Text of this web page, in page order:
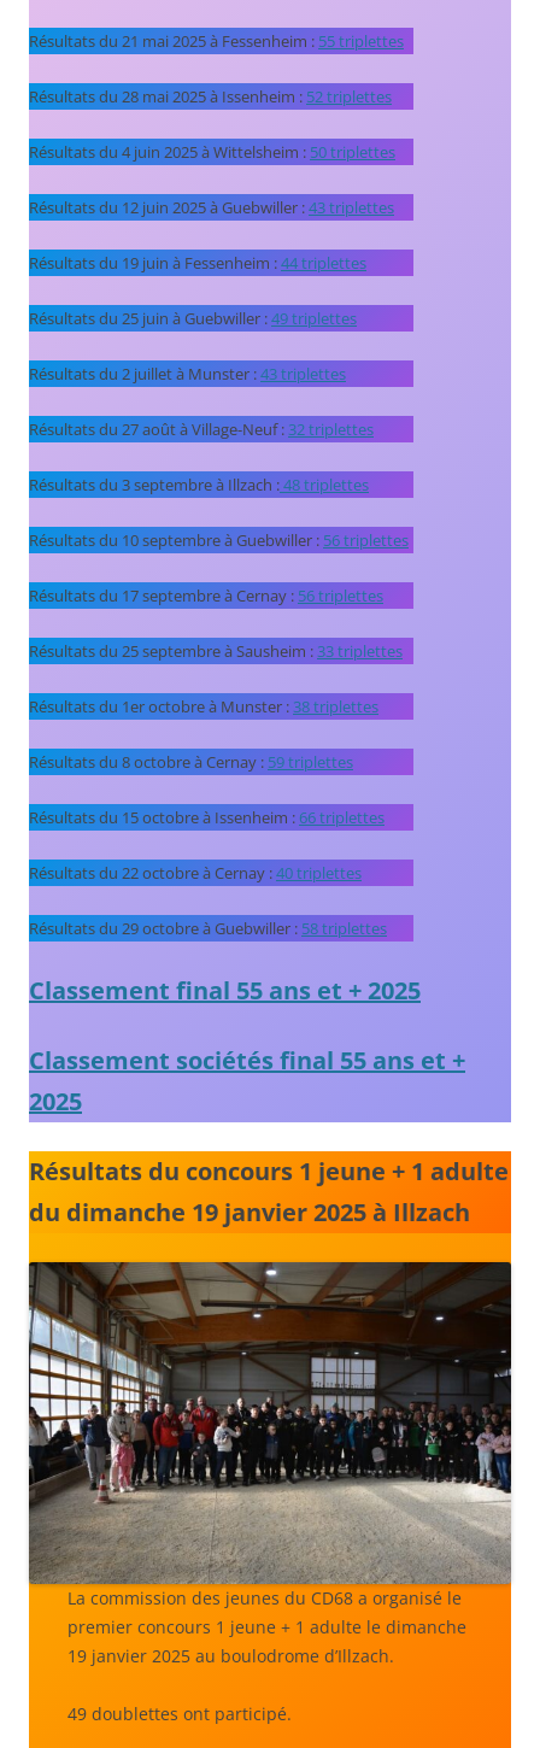
Résultats du 21 mai 2025 à Fessenheim : 55 triplettes
Résultats du 28 mai 2025 à Issenheim : 52 triplettes
Résultats du 4 juin 2025 à Wittelsheim : 50 triplettes
Résultats du 12 juin 2025 à Guebwiller :43 triplettes
Résultats du 19 juin à Fessenheim :44 triplettes
Résultats du 25 juin à Guebwiller :49 triplettes
Résultats du 2 juillet à Munster :43 triplettes
Résultats du 27 août à Village-Neuf : 32 triplettes
Résultats du 3 septembre à Illzach :48 triplettes
Résultats du 10 septembre à Guebwiller : 56 triplettes
Résultats du 17 septembre à Cernay : 56 triplettes
Résultats du 25 septembre à Sausheim : 33 triplettes
Résultats du 1er octobre à Munster : 38 triplettes
Résultats du 8 octobre à Cernay : 59 triplettes
Résultats du 15 octobre à Issenheim : 66 triplettes
Résultats du 22 octobre à Cernay :40 triplettes
Résultats du 29 octobre à Guebwiller : 58 triplettes
Classement final 55 ans et + 2025
Classement sociétés final 55 ans et +
2025
Résultats du concours 1 jeune + 1 adulte
du dimanche 19 janvier 2025 à Illzach
La commission des jeunes du CD68 a organisé le
premier concours 1 jeune + 1 adulte le dimanche
19 janvier 2025 au boulodrome d’Illzach.
49 doublettes ont participé.